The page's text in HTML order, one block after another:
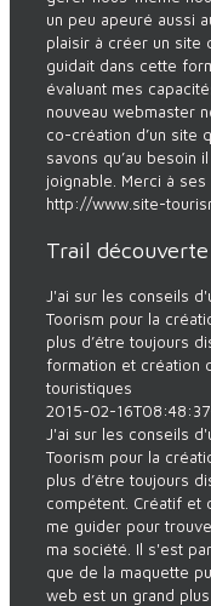
un peu apeuré aussi
plaisir à créer un site
guidait dans cette
évaluant mes
nouveau webmaster
co-création d’un site
savons qu’au besoin
joignable. Merci à
http://www.site-
Trail découverte
J'ai sur les conseils
Toorism pour la
plus d’être toujours
formation et création
touristiques
2015-02-
J'ai sur les conseils
Toorism pour la
plus d’être toujours
compétent. Créatif et
me guider pour
ma société. Il s'est
que de la maquette
web est un grand